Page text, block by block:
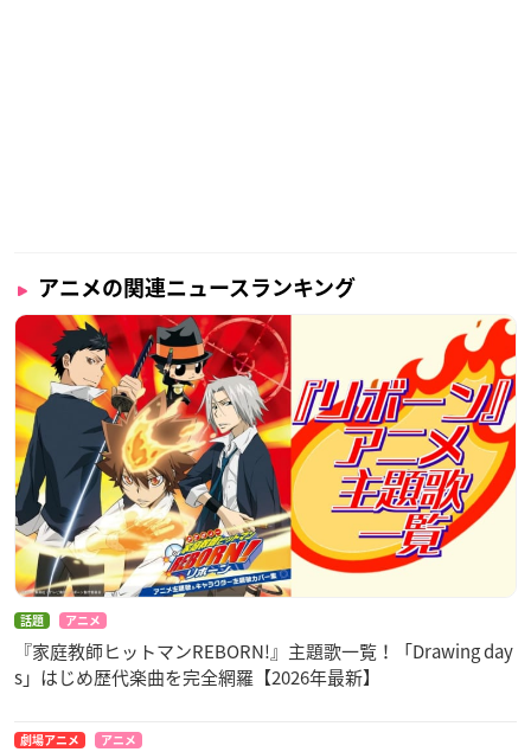
アニメの関連ニュースランキング
話題 アニメ
『家庭教師ヒットマンREBORN!』主題歌一覧！「Drawing day
s」はじめ歴代楽曲を完全網羅【2026年最新】
劇場アニメ アニメ